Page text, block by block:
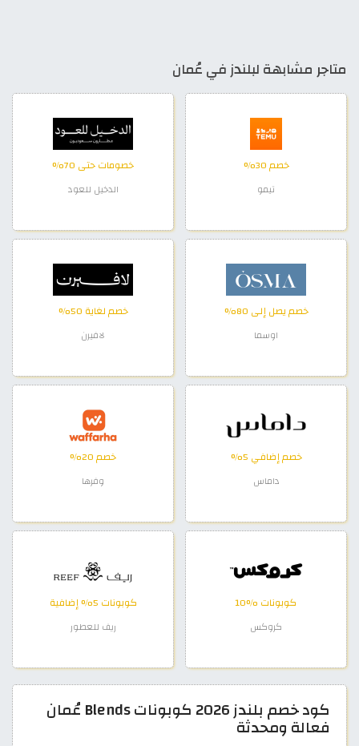
متاجر مشابهة لبلندز في عُمان
خصم 30%
تيمو
خصومات حتى 70%
الدخيل للعود
خصم يصل إلى 80%
اوسما
خصم لغاية 50%
لافيرن
خصم إضافي 5%
داماس
خصم 20%
وفرها
كوبونات %10
كروكس
كوبونات 5% إضافية
ريف للعطور
كود خصم بلندز 2026 كوبونات Blends عُمان
فعالة ومحدثة